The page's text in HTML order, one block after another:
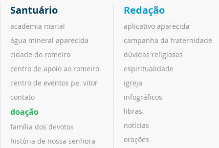
Santuário
academia marial
água mineral aparecida
cidade do romeiro
centro de apoio ao romeiro
centro de eventos pe. vitor
contato
doação
família dos devotos
história de nossa senhora
Redação
aplicativo aparecida
campanha da fraternidade
dúvidas religiosas
espiritualidade
igreja
infográficos
libras
notícias
orações